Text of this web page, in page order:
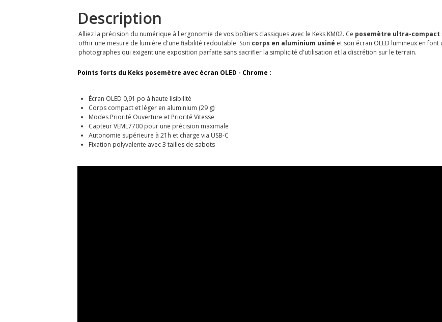
Description
Alliez la précision du numérique à l'ergonomie de vos boîtiers classiques avec le Keks KM02. Ce posemètre ultra-compact
offrir une mesure de lumière d'une fiabilité redoutable. Son corps en aluminium usiné et son écran OLED lumineux en
photographes qui exigent une exposition parfaite sans sacrifier la simplicité d'utilisation et la discrétion sur le terrain.
Points forts du Keks posemètre avec écran OLED - Chrome :
Écran OLED 0,91 po à haute lisibilité
Corps compact et léger en aluminium (29 g)
Modes Priorité Ouverture et Priorité Vitesse
Capteur VEML7700 pour une précision maximale
Autonomie supérieure à 21h et charge via USB-C
Fixation polyvalente avec 3 tailles de sabots